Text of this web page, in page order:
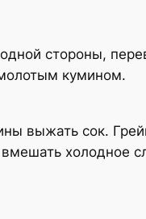
стороны,
кумином.
выжать сок.
холодное